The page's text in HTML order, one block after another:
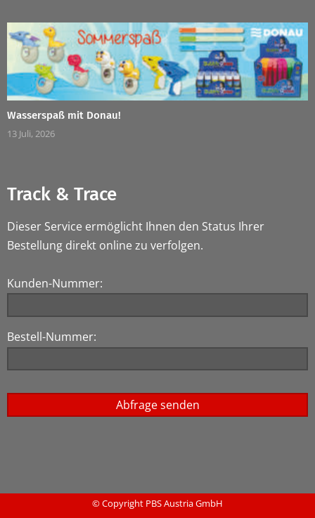
Wasserspaß mit Donau!
13 Juli, 2026
Track & Trace
Dieser Service ermöglicht Ihnen den Status Ihrer
Bestellung direkt online zu verfolgen.
Kunden-Nummer:
Bestell-Nummer:
© Copyright PBS Austria GmbH